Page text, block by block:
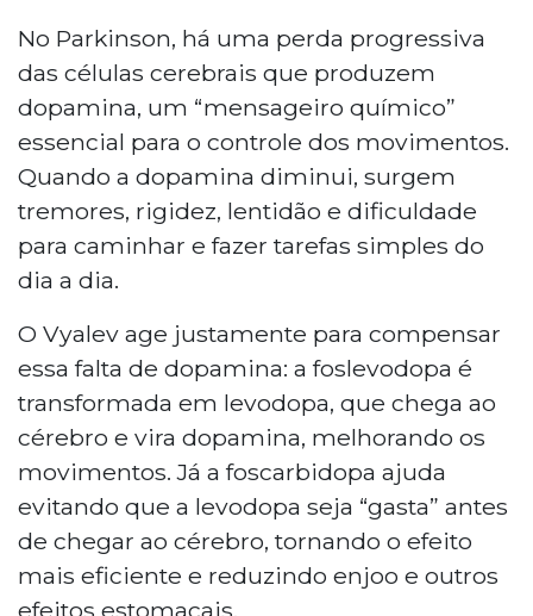
No Parkinson, há uma perda progressiva
das células cerebrais que produzem
dopamina, um “mensageiro químico”
essencial para o controle dos movimentos.
Quando a dopamina diminui, surgem
tremores, rigidez, lentidão e dificuldade
para caminhar e fazer tarefas simples do
dia a dia.
O Vyalev age justamente para compensar
essa falta de dopamina: a foslevodopa é
transformada em levodopa, que chega ao
cérebro e vira dopamina, melhorando os
movimentos. Já a foscarbidopa ajuda
evitando que a levodopa seja “gasta” antes
de chegar ao cérebro, tornando o efeito
mais eficiente e reduzindo enjoo e outros
efeitos estomacais.